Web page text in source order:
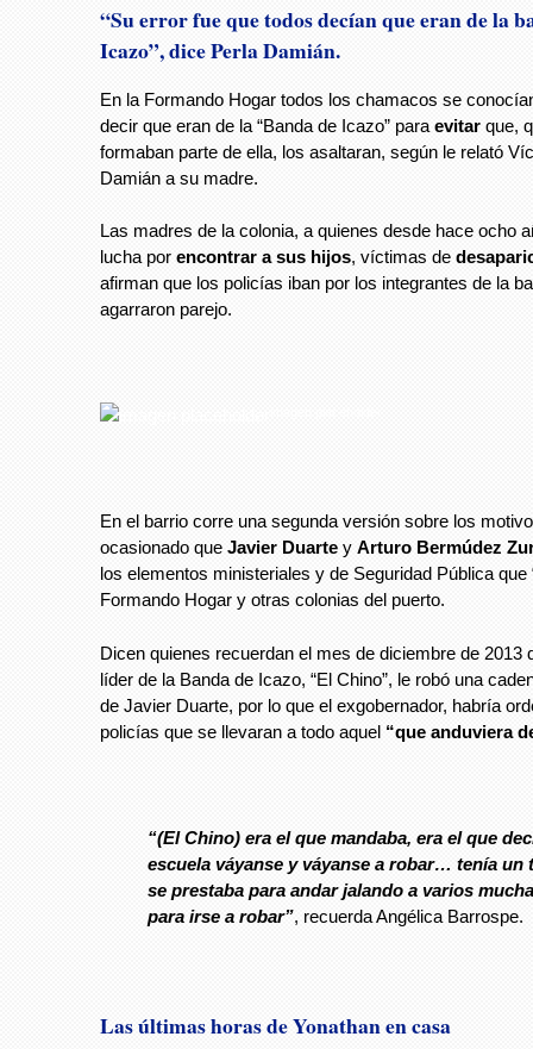
“Su error fue que todos decían que eran de la
Icazo”, dice Perla Damián.
En la Formando Hogar todos los chamacos se
decir que eran de la “Banda de Icazo” para evitar que,
formaban parte de ella, los asaltaran, según le relató
Damián a su madre.
Las madres de la colonia, a quienes desde hace ocho
lucha por encontrar a sus hijos, víctimas de
afirman que los policías iban por los integrantes de la
agarraron parejo.
En el barrio corre una segunda versión sobre los
ocasionado que Javier Duarte y Arturo Bermúdez
los elementos ministeriales y de Seguridad Pública que
Formando Hogar y otras colonias del puerto.
Dicen quienes recuerdan el mes de diciembre de 2013
líder de la Banda de Icazo, “El Chino”, le robó una
de Javier Duarte, por lo que el exgobernador, habría
policías que se llevaran a todo aquel “que anduviera
“(El Chino) era el que mandaba, era el que
escuela váyanse y váyanse a robar… tenía un
se prestaba para andar jalando a varios
para irse a robar”, recuerda Angélica Barrospe.
Las últimas horas de Yonathan en casa